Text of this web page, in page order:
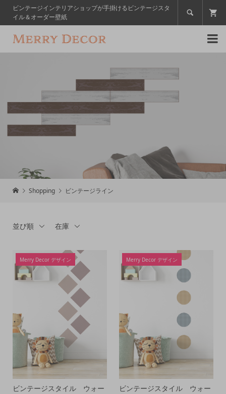
ビンテージインテリアショップが手掛けるビンテージスタ
イル＆オーダー壁紙


Shopping ビンテージライン
並び順 在庫
Merry Decor デザイン
ビンテージスタイル ウォー
Merry Decor デザイン
ビンテージスタイル ウォー